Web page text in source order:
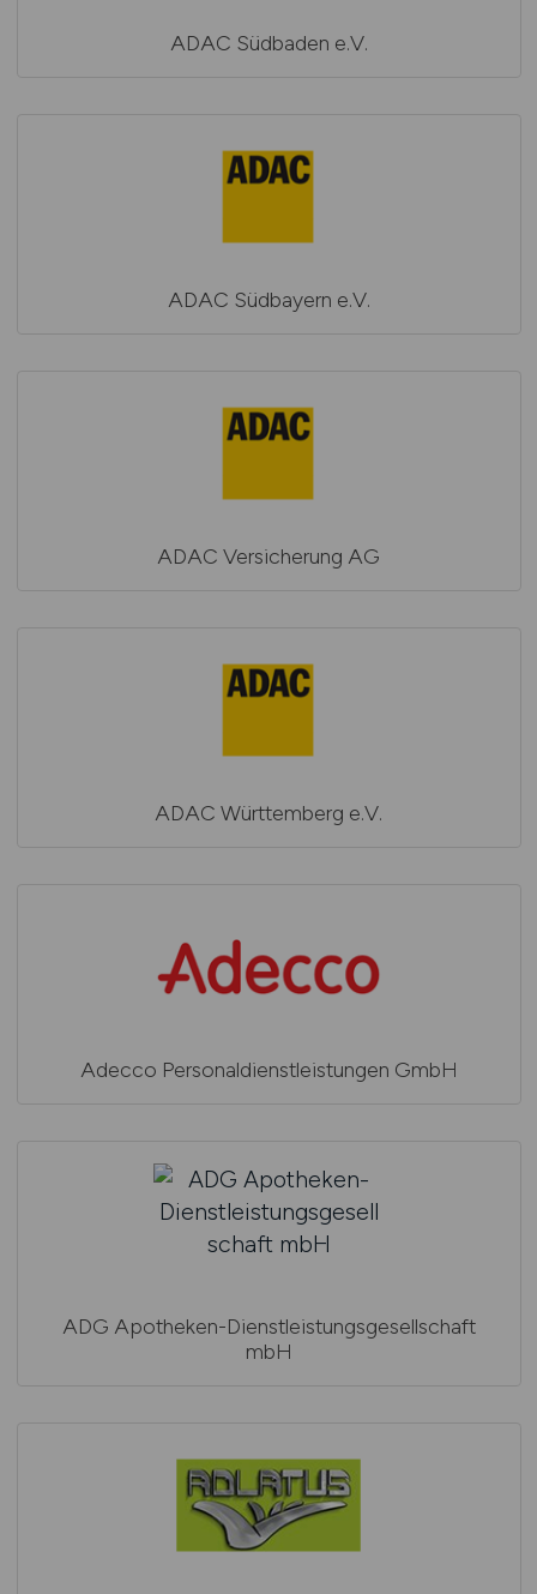
ADAC Südbaden e.V.
ADAC Südbayern e.V.
ADAC Versicherung AG
ADAC Württemberg e.V.
Adecco Personaldienstleistungen GmbH
ADG Apotheken-Dienstleistungsgesellschaft
mbH